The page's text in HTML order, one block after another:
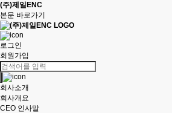
(주)제일ENC
본문 바로가기
로그인
회원가입
회사소개
회사개요
CEO 인사말